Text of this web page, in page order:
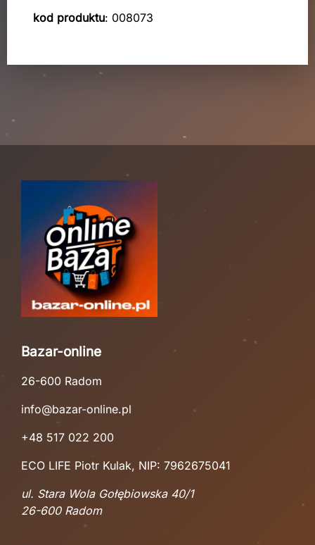
kod produktu: 008073
Bazar-online
26-600 Radom
info@bazar-online.pl
+48 517 022 200
ECO LIFE Piotr Kulak, NIP: 7962675041
ul. Stara Wola Gołębiowska 40/1
26-600 Radom